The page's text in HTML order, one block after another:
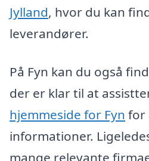
Jylland, hvor du kan
leverandører.
På Fyn kan du også
der er klar til at
hjemmeside for Fyn for
informationer.
mange relevante